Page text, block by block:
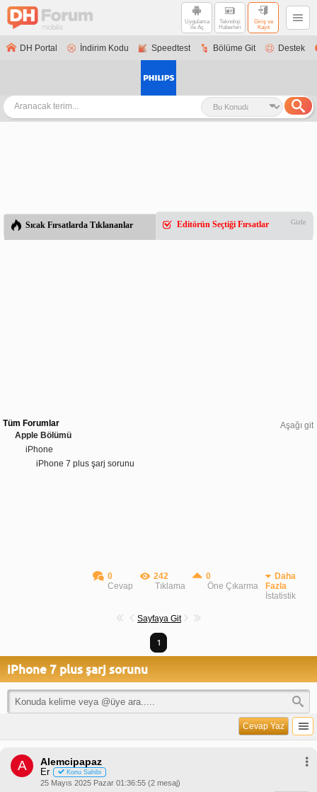
Uygulama
ile Aç
Teknoloji
Haberleri
Giriş ve
Kayıt
DH Portal İndirim Kodu Speedtest Bölüme Git Destek
Sıcak Fırsatlarda Tıklananlar Editörün Seçtiği Fırsatlar Gizle
Aşağı git
Tüm Forumlar
Apple Bölümü
iPhone
iPhone 7 plus şarj sorunu
0
Cevap
242
Tıklama
0
Öne Çıkarma
Daha
Fazla
İstatistik
Sayfaya Git
1
iPhone 7 plus şarj sorunu
Cevap Yaz
A Alemcipapaz
Er Konu Sahibi
25 Mayıs 2025 Pazar 01:36:55 (2 mesaj)